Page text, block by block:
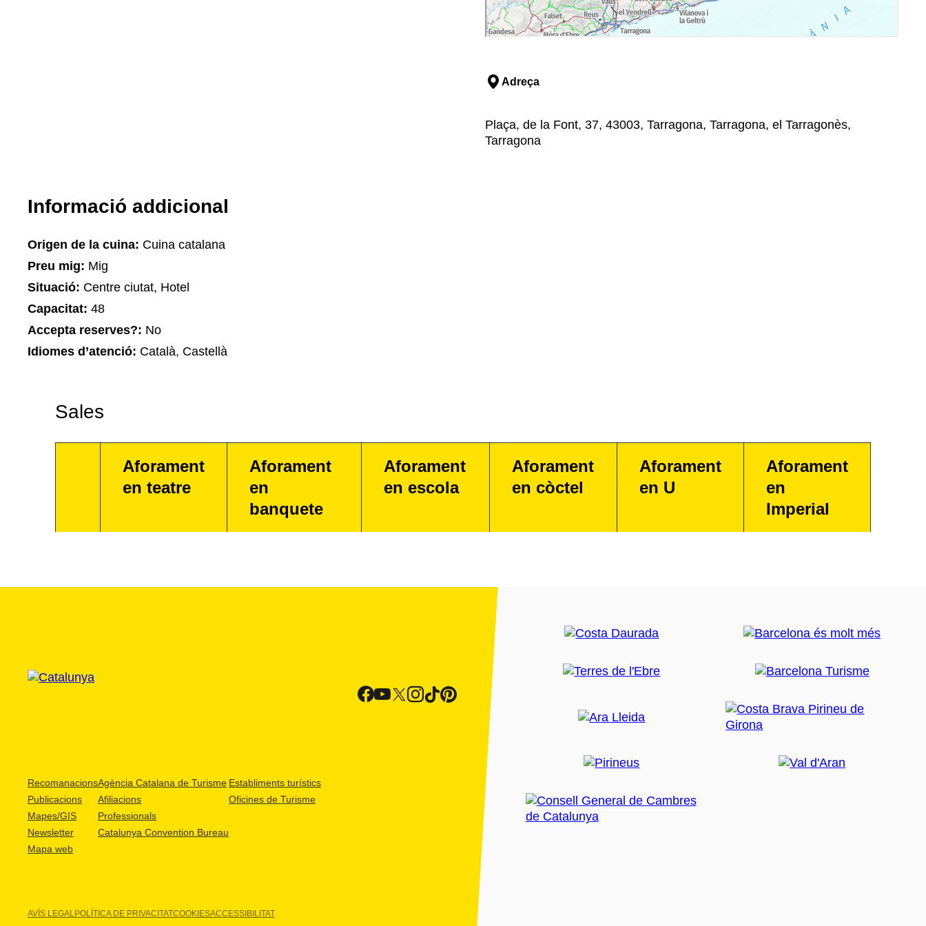
Adreça
Plaça, de la Font, 37, 43003, Tarragona, Tarragona, el Tarragonès,
Tarragona
Informació addicional
Origen de la cuina: Cuina catalana
Preu mig: Mig
Situació: Centre ciutat, Hotel
Capacitat: 48
Accepta reserves?: No
Idiomes d’atenció: Català, Castellà
Sales
Aforament
en teatre
Aforament
en
banquete
Aforament
en escola
Aforament
en còctel
Aforament
en U
Aforament
en
Imperial
Recomanacions
Publicacions
Mapes/GIS
Newsletter
Mapa web
Agència Catalana de Turisme
Afiliacions
Professionals
Catalunya Convention Bureau
Establiments turístics
Oficines de Turisme
AVÍS LEGALPOLÍTICA DE PRIVACITATCOOKIESACCESSIBILITAT